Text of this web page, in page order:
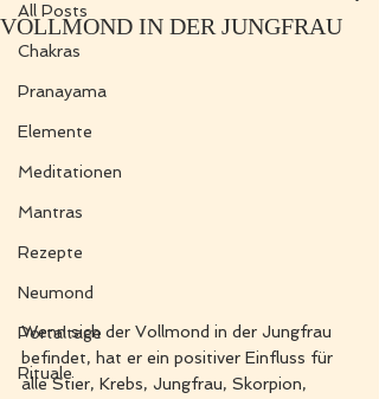
All Posts
Chakras
Pranayama
Elemente
Meditationen
Mantras
Rezepte
Neumond
Portaltage
Rituale
VOLLMOND IN DER JUNGFRAU
Wenn sich der Vollmond in der Jungfrau
befindet, hat er ein positiver Einfluss für
alle Stier, Krebs, Jungfrau, Skorpion,